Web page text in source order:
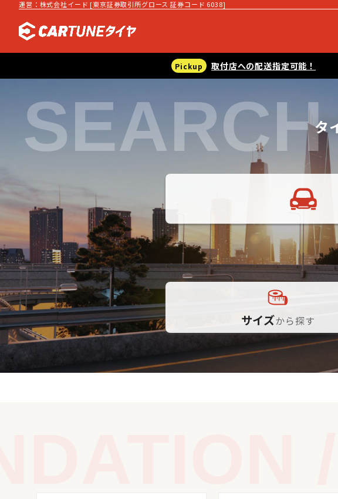
運営：株式会社イード [東京証券取引所グロース 証券コード 6038]
取付店への配送指定可能！
SEARCH
タ
サイズから探す